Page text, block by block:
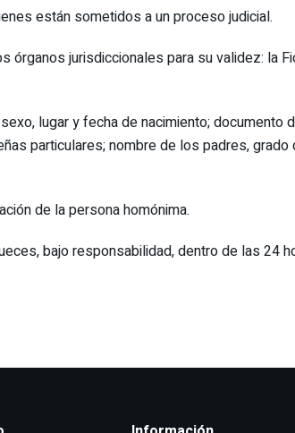
están sometidos a un proceso judicial.
jurisdiccionales para su validez: la
lugar y fecha de nacimiento; documento
particulares; nombre de los padres, grado
de la persona homónima.
bajo responsabilidad, dentro de las 24